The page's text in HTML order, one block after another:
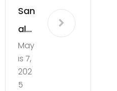
San
al
Bah
is
Zar
May
ıs 7,
202
5